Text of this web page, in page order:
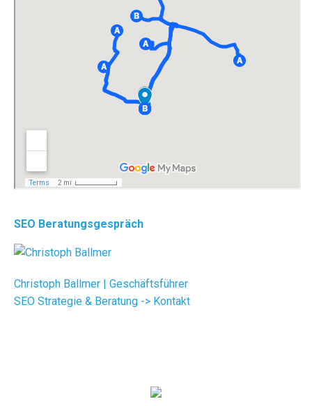
SEO Beratungsgespräch
Christoph Ballmer | Geschäftsführer
SEO Strategie & Beratung -> Kontakt